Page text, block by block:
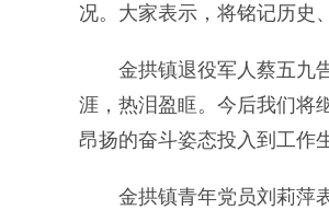
况。大家表示，将铭记历史
金拱镇退役军人蔡五九告
涯，热泪盈眶。今后我们将
昂扬的奋斗姿态投入到工作
金拱镇青年党员刘莉萍表